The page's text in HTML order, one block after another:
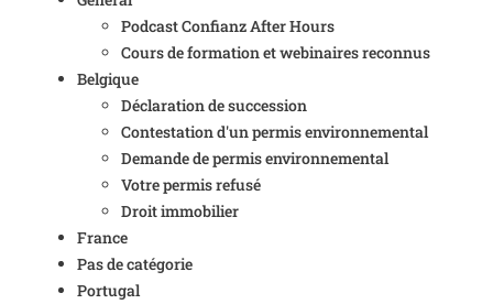
Podcast Confianz After Hours
Cours de formation et webinaires reconnus
Belgique
Déclaration de succession
Contestation d'un permis environnemental
Demande de permis environnemental
Votre permis refusé
Droit immobilier
France
Pas de catégorie
Portugal